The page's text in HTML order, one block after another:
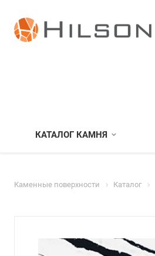
КАТАЛОГ КАМНЯ
Каменные поверхности Каталог